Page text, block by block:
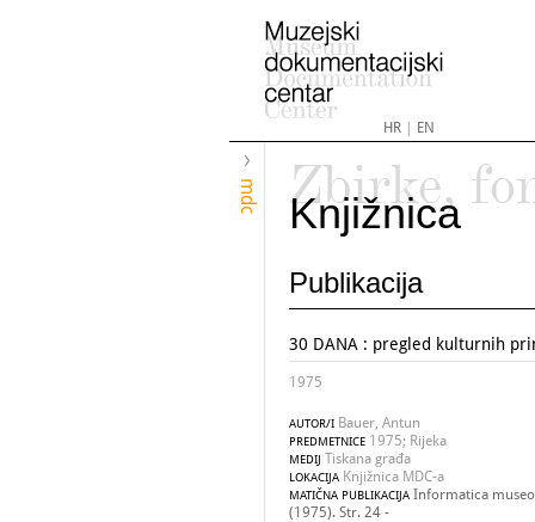
HR| EN
mdc
Zbirke,
Knjižnica
Publikacija
30 DANA : pregled kulturnih
1975
AUTOR/I Bauer, Antun
PREDMETNICE 1975; Rijeka
MEDIJ Tiskana građa
LOKACIJA Knjižnica MDC-a
MATIČNA PUBLIKACIJA Informatica
(1975). Str. 24 -